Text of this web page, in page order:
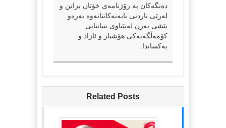
دەنگەکان بە رۆژنامەی خۆتان بزانن و
لەرێی ناردنی بابەتەکانتانەوە بەرەو
پێشی بەرن لەپێناوی بنیاتنانی
کۆمەڵگەیەکی هۆشیار و ئازاد و
یەکساندا.
Related Posts